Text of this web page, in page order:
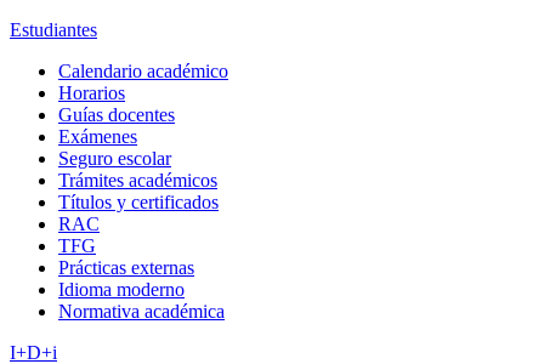
Estudiantes
Calendario académico
Horarios
Guías docentes
Exámenes
Seguro escolar
Trámites académicos
Títulos y certificados
RAC
TFG
Prácticas externas
Idioma moderno
Normativa académica
I+D+i